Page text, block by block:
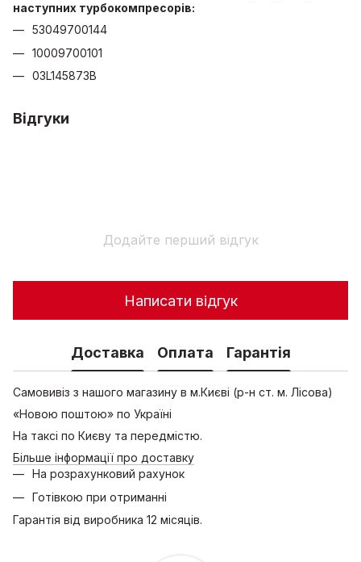
наступних турбокомпресорів:
53049700144
10009700101
03L145873B
Відгуки
Додайте перший відгук
Написати відгук
Доставка Оплата Гарантія
Самовивіз з нашого магазину в м.Києві (р-н ст. м. Лісова)
«Новою поштою» по Україні
На таксі по Києву та передмістю.
Більше інформації про доставку
На розрахунковий рахунок
Готівкою при отриманні
Гарантія від виробника 12 місяців.